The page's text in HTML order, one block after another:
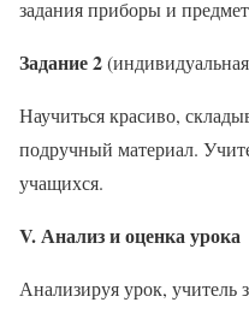
задания приборы и
Задание 2
Научиться красиво,
подручный материал.
учащихся.
V. Анализ и оценка урока
Анализируя урок, учитель